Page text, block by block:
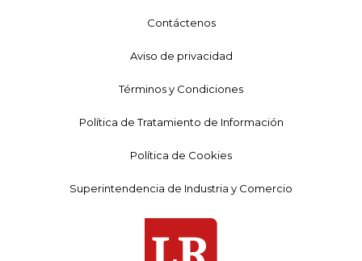
Contáctenos
Aviso de privacidad
Términos y Condiciones
Política de Tratamiento de Información
Política de Cookies
Superintendencia de Industria y Comercio